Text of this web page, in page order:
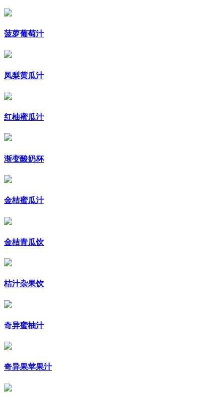
菠萝葡萄汁
凤梨黄瓜汁
红柚蜜瓜汁
渐变酸奶杯
金桔蜜瓜汁
金桔青瓜饮
桔汁杂果饮
奇异蜜柚汁
奇异果苹果汁